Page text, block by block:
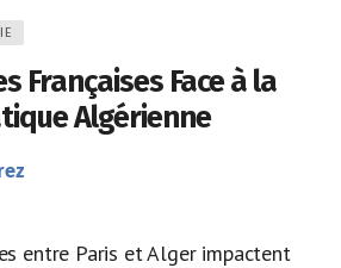
Françaises Face à la
Algérienne
entre Paris et Alger impactent